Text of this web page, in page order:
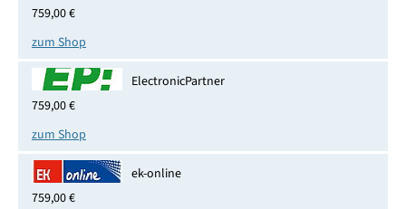
759,00 €
zum Shop
ElectronicPartner
759,00 €
zum Shop
ek-online
759,00 €